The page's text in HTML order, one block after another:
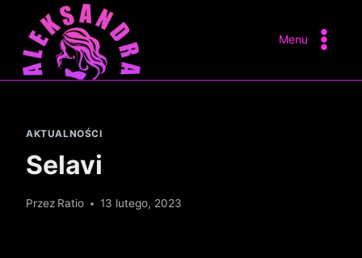
Przejdź
treści
Menu
AKTUALNOŚCI
Selavi
Przez Ratio 13 lutego, 2023